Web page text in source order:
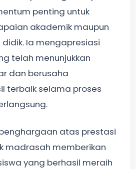
penting untuk
akademik maupun
Ia mengapresiasi
telah menunjukkan
dan berusaha
terbaik selama proses
atas prestasi
madrasah memberikan
yang berhasil meraih